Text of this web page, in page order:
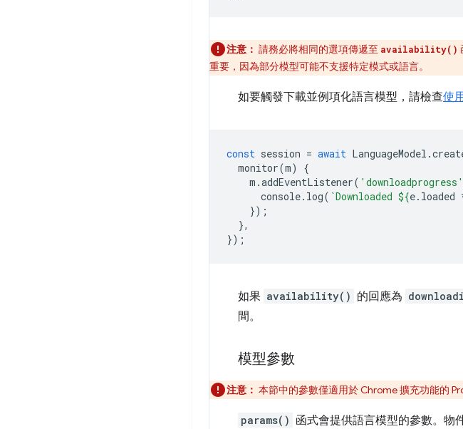
注意： 請務必將相同的選項傳遞至 availability()
重要，因為部分模型可能不支援特定模式或語言。
如要觸發下載並例項化語言模型，請檢查使
const session = await LanguageModel .
monitor(m)
{
m .addEventListener( 'downloadprogress'
console. log( `Downloaded ${e. loaded
});
},
});
如果 availability() 的回應為
間。
模型參數
注意： 本節中的參數僅適用於 Chrome 擴充功能的
params() 函式會提供語言模型的參數。物